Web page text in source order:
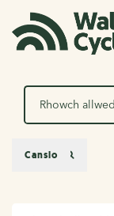
Chwilio
Canslo